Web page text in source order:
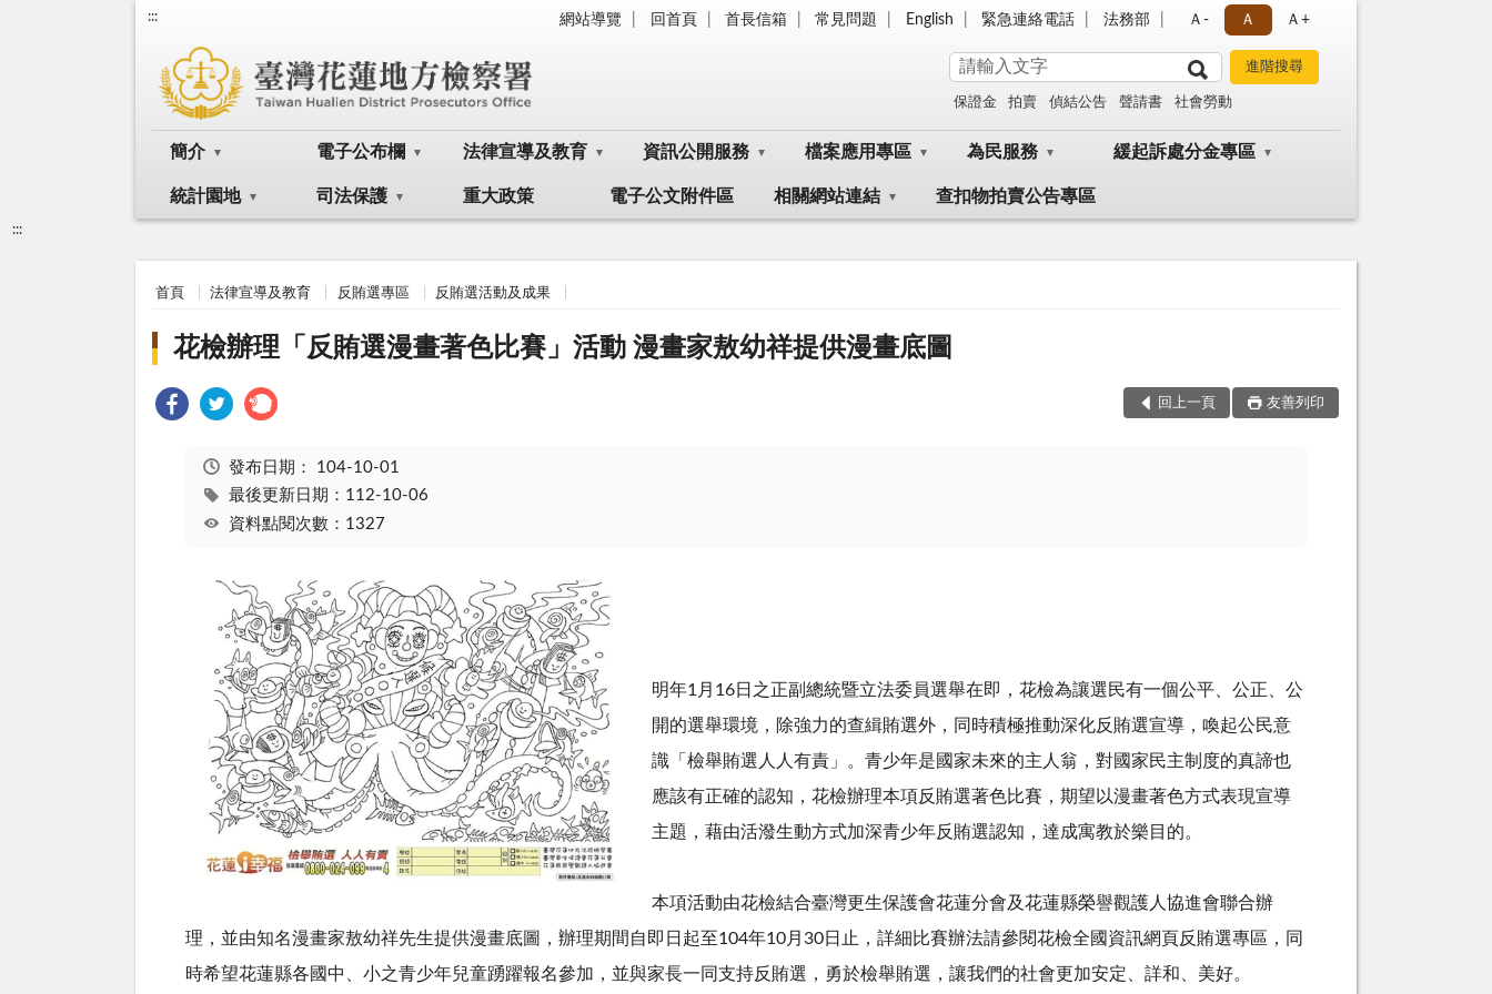
::: 網站導覽 回首頁 首長信箱 常見問題 English 緊急連絡電話 法務部 Ａ- Ａ Ａ+
保證金 拍賣 偵結公告 聲請書 社會勞動
簡介 電子公布欄 法律宣導及教育 資訊公開服務 檔案應用專區 為民服務 緩起訴處分金專區
統計園地 司法保護 重大政策 電子公文附件區 相關網站連結 查扣物拍賣公告專區
:::
首頁 法律宣導及教育 反賄選專區 反賄選活動及成果
花檢辦理「反賄選漫畫著色比賽」活動 漫畫家敖幼祥提供漫畫底圖
回上一頁 友善列印
發布日期： 104-10-01
最後更新日期：112-10-06
資料點閱次數：1327
明年1月16日之正副總統暨立法委員選舉在即，花檢為讓選民有一個公平、公正、公
開的選舉環境，除強力的查緝賄選外，同時積極推動深化反賄選宣導，喚起公民意
識「檢舉賄選人人有責」。青少年是國家未來的主人翁，對國家民主制度的真諦也
應該有正確的認知，花檢辦理本項反賄選著色比賽，期望以漫畫著色方式表現宣導
主題，藉由活潑生動方式加深青少年反賄選認知，達成寓教於樂目的。
本項活動由花檢結合臺灣更生保護會花蓮分會及花蓮縣榮譽觀護人協進會聯合辦
理，並由知名漫畫家敖幼祥先生提供漫畫底圖，辦理期間自即日起至104年10月30日止，詳細比賽辦法請參閱花檢全國資訊網頁反賄選專區，同
時希望花蓮縣各國中、小之青少年兒童踴躍報名參加，並與家長一同支持反賄選，勇於檢舉賄選，讓我們的社會更加安定、詳和、美好。